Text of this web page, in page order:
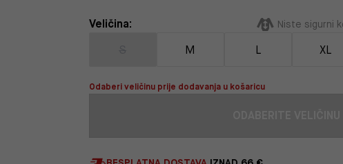
Veličina: Niste sigurni
M L XL
Odaberi veličinu prije dodavanja u košaricu